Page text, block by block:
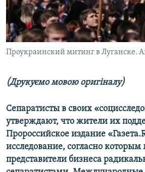
КРИМ РЕАЛІЇ
РУС
КТАТ
ДОЛУЧАЙСЯ!
Проукраинский митинг в Луганске.
(Друкуємо мовою оригіналу)
Сепаратисты в своих
утверждают, что жители их
Пророссийское издание
исследование, согласно
представители бизнеса